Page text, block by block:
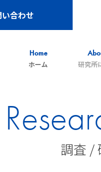
合わせ
Home
ホーム 研究所
調査